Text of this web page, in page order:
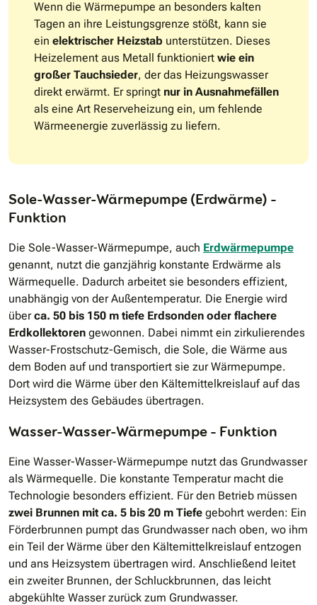
Wenn die Wärmepumpe an besonders kalten
Tagen an ihre Leistungsgrenze stößt, kann sie
ein elektrischer Heizstab unterstützen. Dieses
Heizelement aus Metall funktioniert wie ein
großer Tauchsieder, der das Heizungswasser
direkt erwärmt. Er springt nur in Ausnahmefällen
als eine Art Reserveheizung ein, um fehlende
Wärmeenergie zuverlässig zu liefern.
Sole-Wasser-Wärmepumpe (Erdwärme) –
Funktion
Die Sole-Wasser-Wärmepumpe, auch Erdwärmepumpe
genannt, nutzt die ganzjährig konstante Erdwärme als
Wärmequelle. Dadurch arbeitet sie besonders effizient,
unabhängig von der Außentemperatur. Die Energie wird
überca. 50 bis 150 m tiefe Erdsonden oder flachere
Erdkollektoren gewonnen. Dabei nimmt ein zirkulierendes
Wasser-Frostschutz-Gemisch, die Sole, die Wärme aus
dem Boden auf und transportiert sie zur Wärmepumpe.
Dort wird die Wärme über den Kältemittelkreislauf auf das
Heizsystem des Gebäudes übertragen.
Wasser-Wasser-Wärmepumpe – Funktion
Eine Wasser-Wasser-Wärmepumpe nutzt das Grundwasser
als Wärmequelle. Die konstante Temperatur macht die
Technologie besonders effizient. Für den Betrieb müssen
zwei Brunnen mit ca. 5 bis 20 m Tiefe gebohrt werden: Ein
Förderbrunnen pumpt das Grundwasser nach oben, wo ihm
ein Teil der Wärme über den Kältemittelkreislauf entzogen
und ans Heizsystem übertragen wird. Anschließend leitet
ein zweiter Brunnen, der Schluckbrunnen, das leicht
abgekühlte Wasser zurück zum Grundwasser.